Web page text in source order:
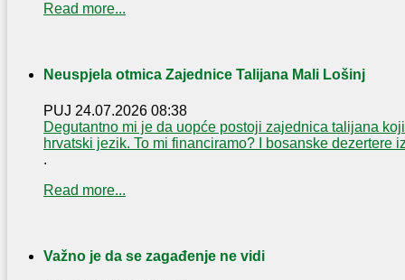
Read more...
Neuspjela otmica Zajednice Talijana Mali Lošinj
PUJ 24.07.2026 08:38
Degutantno mi je da uopće postoji zajednica talijana
hrvatski jezik. To mi financiramo? I bosanske dezertere
.
Read more...
Važno je da se zagađenje ne vidi